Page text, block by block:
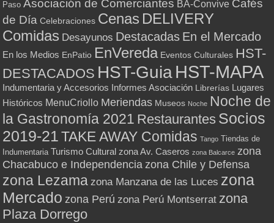
Paso Asociación de Comerciantes BA-Convive Cafés
de Día Celebraciones Cenas DELIVERY
Comidas Desayunos Destacadas En el Mercado
En los Medios EnPatio EnVereda Eventos Culturales HST-
DESTACADOS HST-GuiaHST-MAPA
Indumentaria y Accesorios Informes Asociación Librerías Lugares
Históricos MenuCriollo Meriendas Museos Noche Noche de
la Gastronomía 2021 Restaurantes Socios
2019-21 TAKE AWAY Comidas Tango Tiendas de
Indumentaria Turismo Cultural zona Av. Caseros zona Balcarce zona
Chacabuco e Independencia zona Chile y Defensa
zona Lezama zona Manzana de las Luces zona
Mercado zona Perú zona Perú Montserrat zona
Plaza Dorrego